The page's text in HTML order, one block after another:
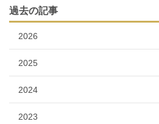
過去の記事
2026
2025
2024
2023